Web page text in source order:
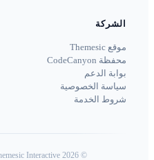
الشركة
موقع Themesic
محفظة CodeCanyon
بوابة الدعم
سياسة الخصوصية
شروط الخدمة
©
2026 Themesic Interactive. جميع الحقوق محفوظة.